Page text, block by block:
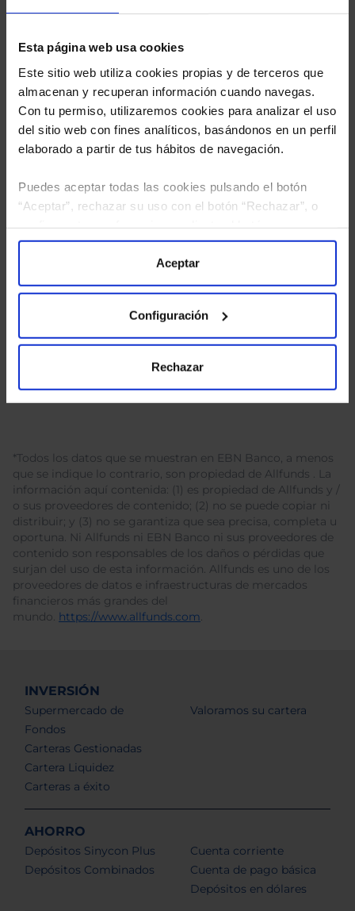
Esta página web usa cookies
Este sitio web utiliza cookies propias y de terceros que
almacenan y recuperan información cuando navegas.
Con tu permiso, utilizaremos cookies para analizar el uso
del sitio web con fines analíticos, basándonos en un perfil
elaborado a partir de tus hábitos de navegación.
Puedes aceptar todas las cookies pulsando el botón
“Aceptar”, rechazar su uso con el botón “Rechazar”, o
“Configuración”. Consulta nuestraPolítica
para más información.
Aceptar
Configuración
Rechazar
*Todos los datos que se muestran en EBN Banco, a menos
que se indique lo contrario, son propiedad de Allfunds . La
información aquí contenida: (1) es propiedad de Allfunds y /
o sus proveedores de contenido; (2) no se puede copiar ni
distribuir; y (3) no se garantiza que sea precisa, completa u
oportuna. Ni Allfunds ni EBN Banco ni sus proveedores de
contenido son responsables de los daños o pérdidas que
surjan del uso de esta información. Allfunds es uno de los
proveedores de datos e infraestructuras de mercados
financieros más grandes del
mundo. https://www.allfunds.com.
INVERSIÓN
Supermercado de
Fondos
Carteras Gestionadas
Cartera Liquidez
Carteras a éxito
Valoramos su cartera
AHORRO
Depósitos Sinycon Plus
Depósitos Combinados
Cuenta corriente
Cuenta de pago básica
Depósitos en dólares